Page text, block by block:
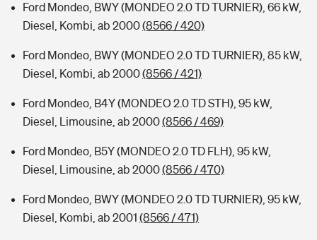
Ford Mondeo, BWY (MONDEO 2.0 TD TURNIER), 66 kW,
Diesel, Kombi, ab 2000(8566 / 420)
Ford Mondeo, BWY (MONDEO 2.0 TD TURNIER), 85 kW,
Diesel, Kombi, ab 2000(8566 / 421)
Ford Mondeo, B4Y (MONDEO 2.0 TD STH), 95 kW,
Diesel, Limousine, ab 2000(8566 / 469)
Ford Mondeo, B5Y (MONDEO 2.0 TD FLH), 95 kW,
Diesel, Limousine, ab 2000(8566 / 470)
Ford Mondeo, BWY (MONDEO 2.0 TD TURNIER), 95 kW,
Diesel, Kombi, ab 2001 (8566 / 471)